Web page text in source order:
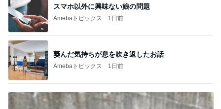
スマホ以外に興味ない娘の問題
Amebaトピックス 1日前
萎んだ気持ちが息を吹き返したお話
Amebaトピックス 1日前